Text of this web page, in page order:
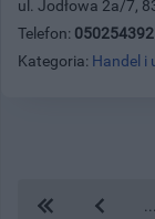
ul. Jodłowa 2a/7,
Telefon:
Kategoria: Handel i